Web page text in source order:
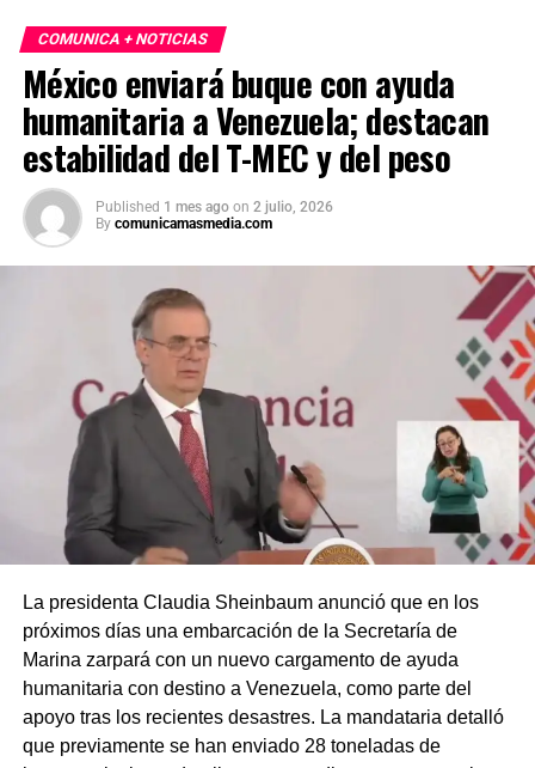
COMUNICA + NOTICIAS
México enviará buque con ayuda
humanitaria a Venezuela; destacan
estabilidad del T-MEC y del peso
Published 1 mes ago on 2 julio, 2026
By comunicamasmedia.com
La presidenta Claudia Sheinbaum anunció que en los
próximos días una embarcación de la Secretaría de
Marina zarpará con un nuevo cargamento de ayuda
humanitaria con destino a Venezuela, como parte del
apoyo tras los recientes desastres. La mandataria detalló
que previamente se han enviado 28 toneladas de